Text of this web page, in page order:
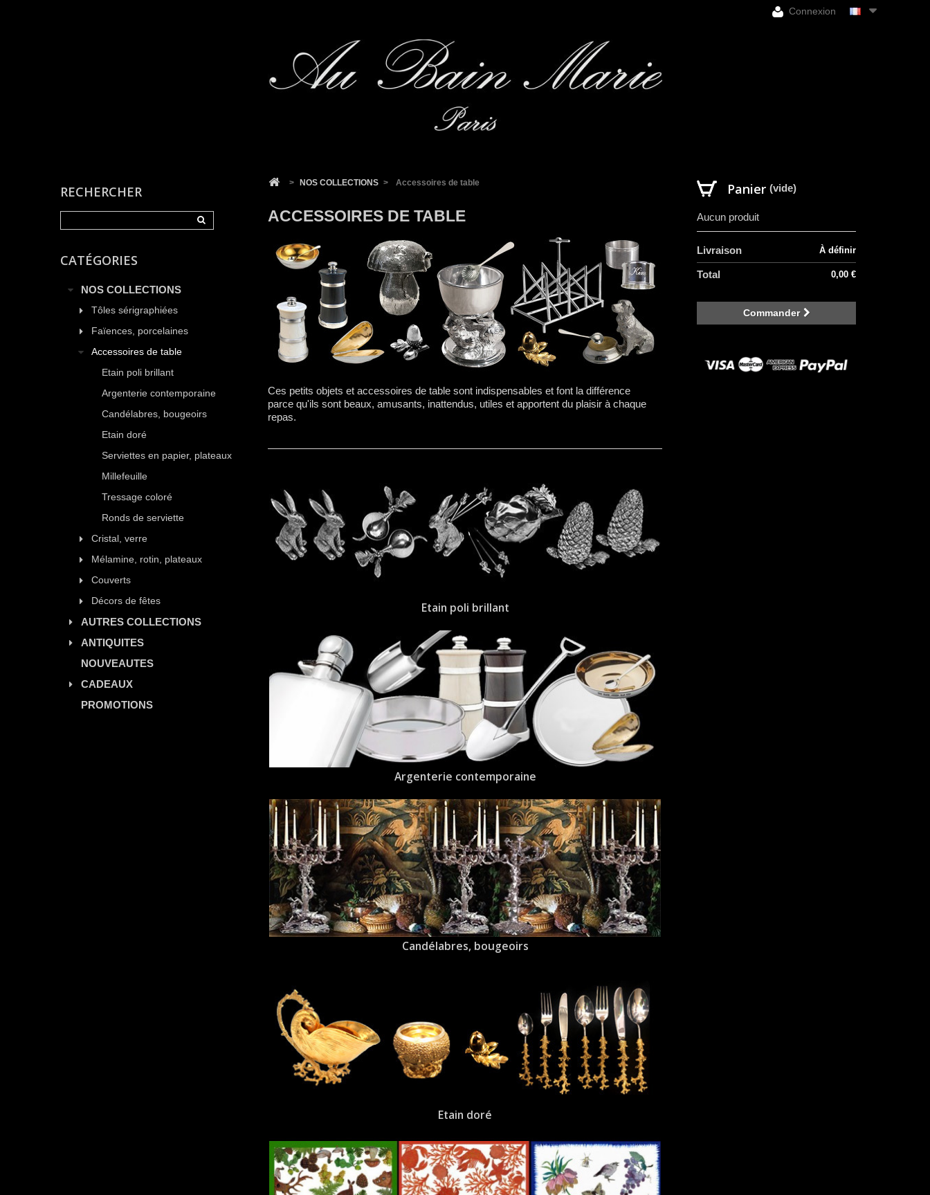
Connexion
RECHERCHER
CATÉGORIES
NOS COLLECTIONS
Tôles sérigraphiées
Faïences, porcelaines
Accessoires de table
Etain poli brillant
Argenterie contemporaine
Candélabres, bougeoirs
Etain doré
Serviettes en papier, plateaux
Millefeuille
Tressage coloré
Ronds de serviette
Cristal, verre
Mélamine, rotin, plateaux
Couverts
Décors de fêtes
AUTRES COLLECTIONS
ANTIQUITES
NOUVEAUTES
CADEAUX
PROMOTIONS
> NOS COLLECTIONS > Accessoires de table
ACCESSOIRES DE TABLE
Ces petits objets et accessoires de table sont indispensables et font la différence
parce qu'ils sont beaux, amusants, inattendus, utiles et apportent du plaisir à chaque
repas.
Etain poli brillant
Argenterie contemporaine
Candélabres, bougeoirs
Etain doré
Panier (vide)
Aucun produit
À définir
Livraison
0,00 €
Total
Commander